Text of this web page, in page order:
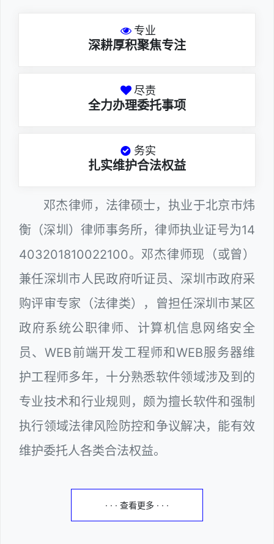
专业
深耕厚积聚焦专注
尽责
全力办理委托事项
务实
扎实维护合法权益
邓杰律师，法律硕士，执业于北京市炜
衡（深圳）律师事务所，律师执业证号为14
403201810022100。邓杰律师现（或曾）
兼任深圳市人民政府听证员、深圳市政府采
购评审专家（法律类），曾担任深圳市某区
政府系统公职律师、计算机信息网络安全
员、WEB前端开发工程师和WEB服务器维
护工程师多年，十分熟悉软件领域涉及到的
专业技术和行业规则，颇为擅长软件和强制
执行领域法律风险防控和争议解决，能有效
维护委托人各类合法权益。
· · · 查看更多 · · ·